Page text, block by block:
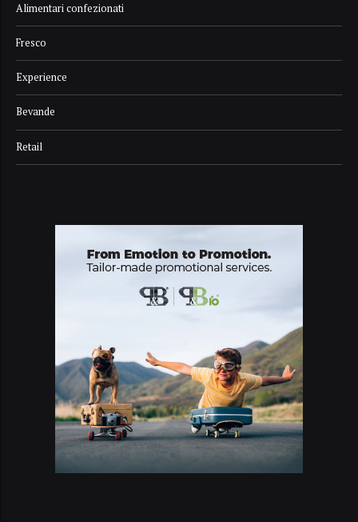
Alimentari confezionati
Fresco
Experience
Bevande
Retail